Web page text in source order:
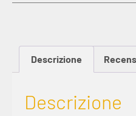
Descrizione
Descrizione